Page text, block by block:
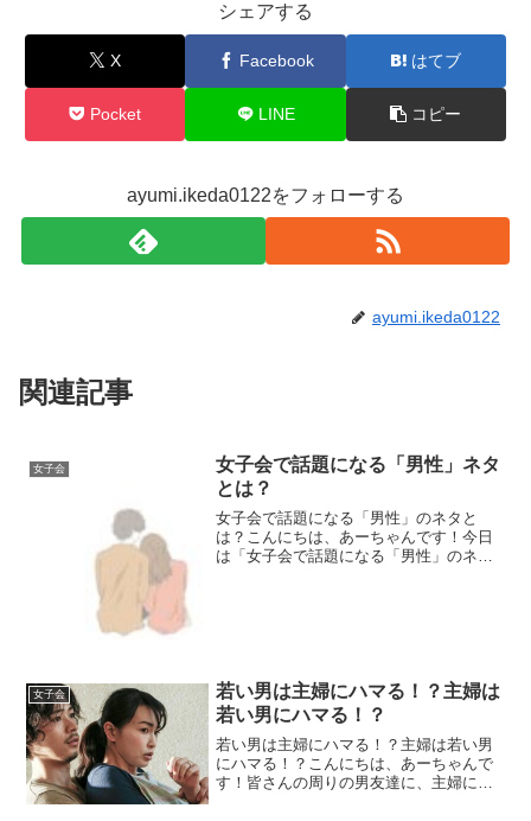
シェアする
X Facebook はてブ
Pocket LINE コピー
ayumi.ikeda0122をフォローする
ayumi.ikeda0122
関連記事
女子会
女子会で話題になる「男性」ネタ
とは？
女子会で話題になる「男性」のネタと
は？こんにちは、あーちゃんです！今日
は「女子会で話題になる「男性」のネタ
女子会
若い男は主婦にハマる！？主婦は
若い男にハマる！？
若い男は主婦にハマる！？主婦は若い男
にハマる！？こんにちは、あーちゃんで
す！皆さんの周りの男友達に、主婦にハ